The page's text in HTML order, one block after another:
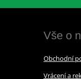
Vše o
Obchodní
Vrácení a